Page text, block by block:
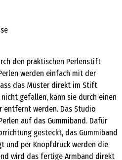
den praktischen Perlenstift
werden einfach mit der
das Muster direkt im Stift
gefallen, kann sie durch einen
entfernt werden. Das Studio
auf das Gummiband. Dafür
gesteckt, das Gummiband
und per Knopfdruck werden die
wird das fertige Armband direkt